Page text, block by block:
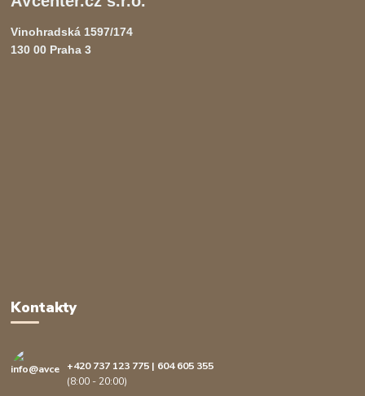
Vinohradská 1597/174
130 00 Praha 3
Kontakty
+420 737 123 775 | 604 605 355
(8:00 - 20:00)